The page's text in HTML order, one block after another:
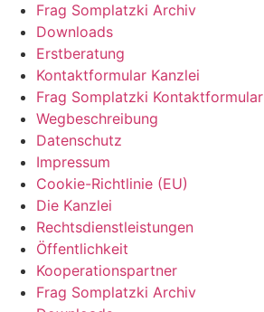
Frag Somplatzki Archiv
Downloads
Erstberatung
Kontaktformular Kanzlei
Frag Somplatzki Kontaktformular
Wegbeschreibung
Datenschutz
Impressum
Cookie-Richtlinie (EU)
Die Kanzlei
Rechtsdienstleistungen
Öffentlichkeit
Kooperationspartner
Frag Somplatzki Archiv